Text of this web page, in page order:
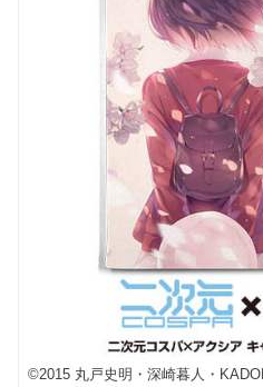
©2015 丸戸史明・深崎暮人・